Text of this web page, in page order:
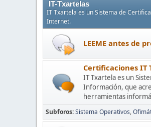
IT-Txartelas
IT Txartela es un Sistema de
Internet.
LEEME antes de
Certificaciones IT
IT Txartela es un
Información, que
herramientas
Subforos Sistema Operativos